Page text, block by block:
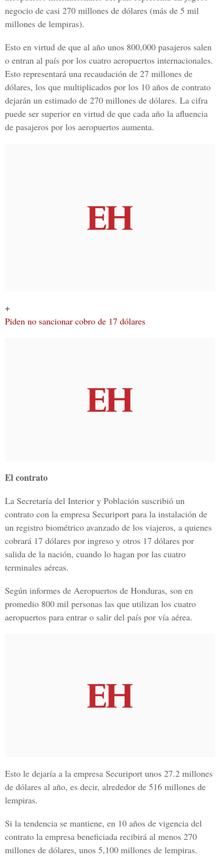
negocio de casi 270 millones de dólares (más de 5 mil
millones de lempiras).
Esto en virtud de que al año unos 800,000 pasajeros salen
o entran al país por los cuatro aeropuertos internacionales.
Esto representará una recaudación de 27 millones de
dólares, los que multiplicados por los 10 años de contrato
dejarán un estimado de 270 millones de dólares. La cifra
puede ser superior en virtud de que cada año la afluencia
de pasajeros por los aeropuertos aumenta.
+
Piden no sancionar cobro de 17 dólares
El contrato
La Secretaría del Interior y Población suscribió un
contrato con la empresa Securiport para la instalación de
un registro biométrico avanzado de los viajeros, a quienes
cobrará 17 dólares por ingreso y otros 17 dólares por
salida de la nación, cuando lo hagan por las cuatro
terminales aéreas.
Según informes de Aeropuertos de Honduras, son en
promedio 800 mil personas las que utilizan los cuatro
aeropuertos para entrar o salir del país por vía aérea.
Esto le dejaría a la empresa Securiport unos 27.2 millones
de dólares al año, es decir, alrededor de 516 millones de
lempiras.
Si la tendencia se mantiene, en 10 años de vigencia del
contrato la empresa beneficiada recibirá al menos 270
millones de dólares, unos 5,100 millones de lempiras.